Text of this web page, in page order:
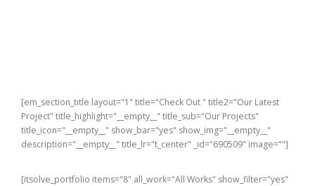
[em_section_title layout="1" title="Check Out " title2="Our Latest
Project" title_highlight="__empty__" title_sub="Our Projects"
title_icon="__empty__" show_bar="yes" show_img="__empty__"
description="__empty__" title_lr="t_center" _id="690509" image=""]
[itsolve_portfolio items="8" all_work="All Works" show_filter="yes"